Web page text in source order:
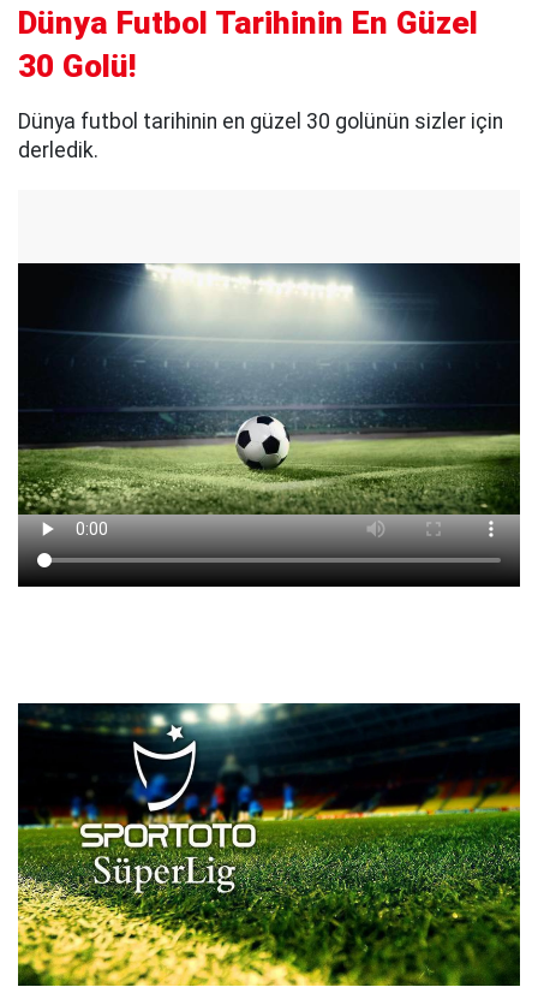
Dünya Futbol Tarihinin En Güzel
30 Golü!
Dünya futbol tarihinin en güzel 30 golünün sizler için
derledik.